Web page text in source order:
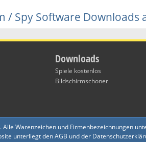
/ Spy Software Downloads
Downloads
Spiele kostenlos
Bildschirmschoner
Alle Warenzeichen und Firmenbezeichnungen
unterliegt den AGB und der